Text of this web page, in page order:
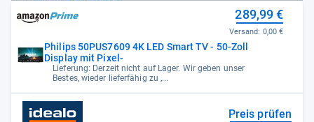
Philips 50PUS7609 4K LED Smart TV - 50-Zoll
Display mit Pixel-
Lieferung: Derzeit nicht auf Lager. Wir geben unser
Bestes, wieder lieferfähig zu ,...
289,99 €
Versand: 0,00 €
Preis prüfen